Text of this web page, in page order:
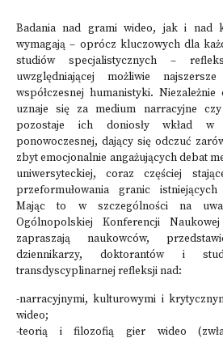
Badania nad grami wideo, jak i nad
wymagają – oprócz kluczowych dla
studiów specjalistycznych –
uwzględniającej możliwie
współczesnej humanistyki.
uznaje się za medium narracyjne
pozostaje ich doniosły wkład w
ponowoczesnej, dający się odczuć
zbyt emocjonalnie angażujących debat
uniwersyteckiej, coraz częściej
przeformułowania granic
Mając to w szczególności na
Ogólnopolskiej Konferencji
zapraszają naukowców,
dziennikarzy, doktorantów i
transdyscyplinarnej refleksji nad:
-narracyjnymi, kulturowymi i
wideo;
-teorią i filozofią gier wideo